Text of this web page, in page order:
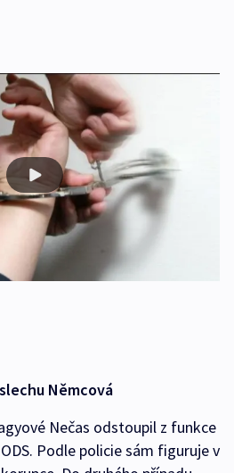
Němcová
Nečas odstoupil z funkce
Podle policie sám figuruje v